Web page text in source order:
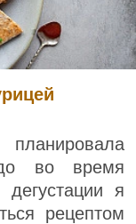
во время
я
рецептом